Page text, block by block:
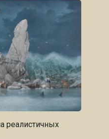
реалистичных